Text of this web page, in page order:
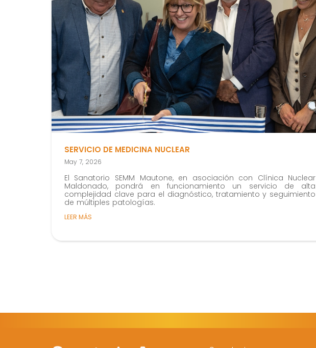
SERVICIO DE MEDICINA NUCLEAR
May 7, 2026
El Sanatorio SEMM Mautone, en asociación con Clínica Nuclear
Maldonado, pondrá en funcionamiento un servicio de alta
complejidad clave para el diagnóstico, tratamiento y seguimiento
de múltiples patologías.
LEER MÁS